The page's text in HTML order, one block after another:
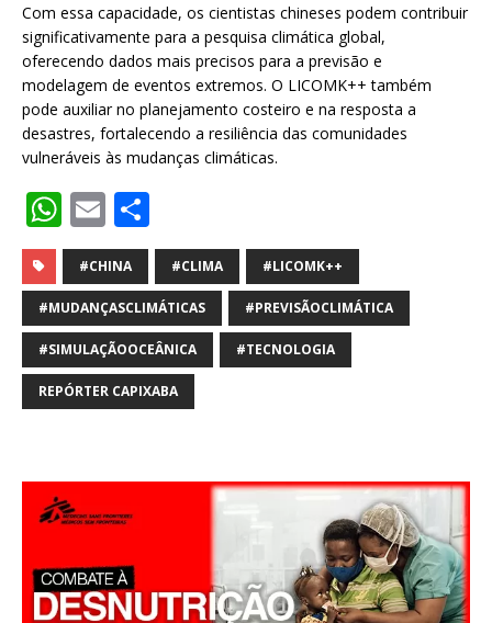
Com essa capacidade, os cientistas chineses podem contribuir
significativamente para a pesquisa climática global,
oferecendo dados mais precisos para a previsão e
modelagem de eventos extremos. O LICOMK++ também
pode auxiliar no planejamento costeiro e na resposta a
desastres, fortalecendo a resiliência das comunidades
vulneráveis às mudanças climáticas.
W
h
at
s
A
p
p
E
m
ai
l
h
ar
e
#CHINA #CLIMA #LICOMK++
#MUDANÇASCLIMÁTICAS #PREVISÃOCLIMÁTICA
#SIMULAÇÃOOCEÂNICA #TECNOLOGIA
REPÓRTER CAPIXABA